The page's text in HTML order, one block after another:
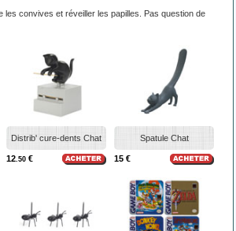
les convives et réveiller les papilles. Pas question de
Distrib' cure-dents Chat
12.50 €
Spatule Chat
15 €